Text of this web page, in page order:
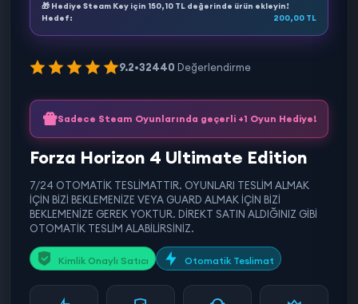
🎁 Hediye Steam Key için 150,10 TL değerinde ürün ekleyin!
Hedef:
200,00 TL
9.2•32440 Değerlendirme
Sadece Steam Oyunlarında geçerli +1 Oyun Hediye!
Forza Horizon 4 Ultimate Edition
7/24 OTOMATİK TESLİMATTIR. OYUNLARI TESLİM ALMAK
İÇİN BİZİ BEKLEMENİZE VEYA GUARD ALMAK İÇİN BİZİ
BEKLEMENİZE GEREK YOKTUR. DİREKT SATIN ALDIĞINIZ GİBİ
OTOMATİK TESLİM ALABİLİRSİNİZ.
Kimlik Onaylı Satıcı Otomatik Teslimat